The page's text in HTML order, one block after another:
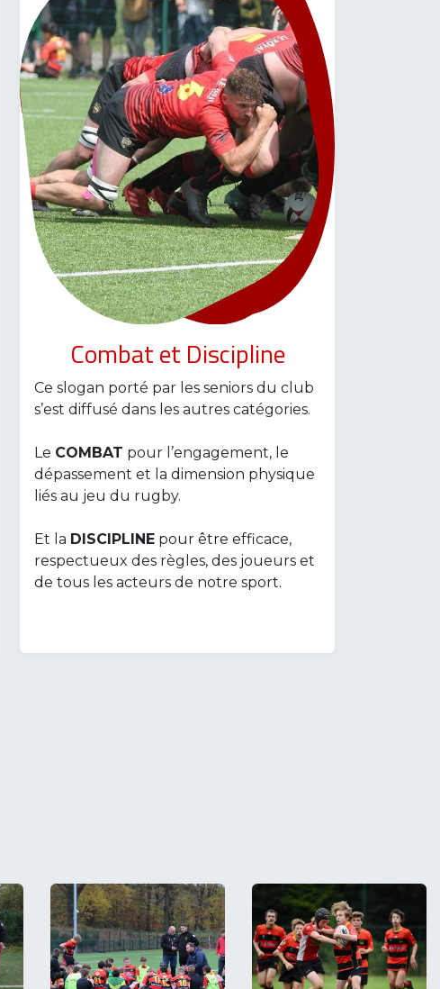
Combat et Discipline
Ce slogan porté par les seniors du club
s’est diffusé dans les autres catégories.
Le COMBAT pour l’engagement, le
dépassement et la dimension physique
liés au jeu du rugby.
Et la DISCIPLINE pour être efficace,
respectueux des règles, des joueurs et
de tous les acteurs de notre sport.